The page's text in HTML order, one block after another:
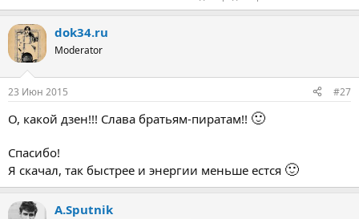
dok34.ru
Moderator
23 Июн 2015 #27
О, какой дзен!!! Слава братьям-пиратам!! 🙂
Спасибо!
Я скачал, так быстрее и энергии меньше естся 🙂
A.Sputnik